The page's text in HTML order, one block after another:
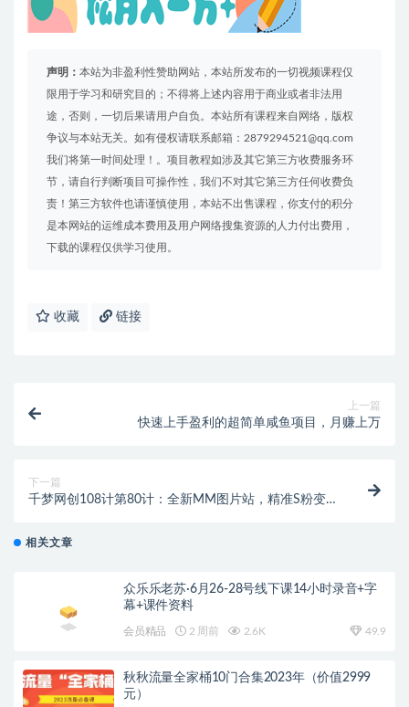
声明： 本站为非盈利性赞助网站，本站所发布的一切视频课程仅
限用于学习和研究目的；不得将上述内容用于商业或者非法用
途，否则，一切后果请用户自负。本站所有课程来自网络，版权
争议与本站无关。如有侵权请联系邮箱：2879294521@qq.com
我们将第一时间处理！。项目教程如涉及其它第三方收费服务环
节，请自行判断项目可操作性，我们不对其它第三方任何收费负
责！第三方软件也请谨慎使用，本站不出售课程，你支付的积分
是本网站的运维成本费用及用户网络搜集资源的人力付出费用，
下载的课程仅供学习使用。
收藏 链接
上一篇
快速上手盈利的超简单咸鱼项目，月赚上万
下一篇
千梦网创108计第80计：全新MM图片站，精准S粉变现
相关文章
众乐乐老苏·6月26-28号线下课14小时录音+字
幕+课件资料
会员精品 2 周前 2.6K 49.9
秋秋流量全家桶10门合集2023年（价值2999
元）